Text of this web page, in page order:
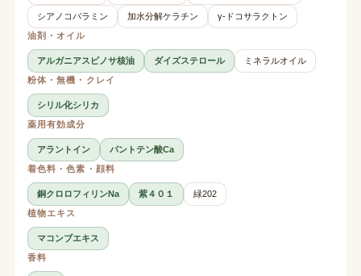
シアノコバラミン 加水分解ケラチン
γ-ドコサラクトン
油剤・オイル
アルガニアスピノサ核油 ダイズステロール
ミネラルオイル
粉体・無機・クレイ
シリル化シリカ
薬用有効成分
アラントイン
パントテン酸Ca
着色料・色素・顔料
銅クロロフィリンNa 紫４０１
緑202
植物エキス
マコンブエキス
香料